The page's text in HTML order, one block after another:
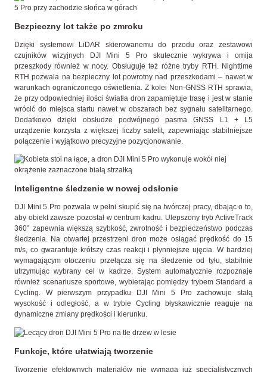
Bezpieczny lot także po zmroku
Dzięki systemowi LiDAR skierowanemu do przodu oraz zestawowi
czujników wizyjnych DJI Mini 5 Pro skutecznie wykrywa i omija
przeszkody również w nocy. Obsługuje też różne tryby RTH. Nighttime
RTH pozwala na bezpieczny lot powrotny nad przeszkodami – nawet w
warunkach ograniczonego oświetlenia. Z kolei Non-GNSS RTH sprawia,
że przy odpowiedniej ilości światła dron zapamiętuje trasę i jest w stanie
wrócić do miejsca startu nawet w obszarach bez sygnału satelitarnego.
Dodatkowo dzięki obsłudze podwójnego pasma GNSS L1 + L5
urządzenie korzysta z większej liczby satelit, zapewniając stabilniejsze
połączenie i wyjątkowo precyzyjne pozycjonowanie.
Inteligentne śledzenie w nowej odsłonie
DJI Mini 5 Pro pozwala w pełni skupić się na twórczej pracy, dbając o to,
aby obiekt zawsze pozostał w centrum kadru. Ulepszony tryb ActiveTrack
360° zapewnia większą szybkość, zwrotność i bezpieczeństwo podczas
śledzenia. Na otwartej przestrzeni dron może osiągać prędkość do 15
m/s, co gwarantuje krótszy czas reakcji i płynniejsze ujęcia. W bardziej
wymagającym otoczeniu przełącza się na śledzenie od tyłu, stabilnie
utrzymując wybrany cel w kadrze. System automatycznie rozpoznaje
również scenariusze sportowe, wybierając pomiędzy trybem Standard a
Cycling. W pierwszym przypadku DJI Mini 5 Pro zachowuje stałą
wysokość i odległość, a w trybie Cycling błyskawicznie reaguje na
dynamiczne zmiany prędkości i kierunku.
Funkcje, które ułatwiają tworzenie
Tworzenie efektownych materiałów nie wymaga już specjalistycznych